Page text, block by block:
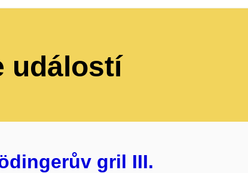
událostí
gril III.